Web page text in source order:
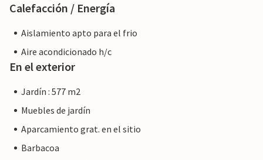
Calefacción / Energía
Aislamiento apto para el frio
Aire acondicionado h/c
En el exterior
Jardín : 577 m2
Muebles de jardín
Aparcamiento grat. en el sitio
Barbacoa